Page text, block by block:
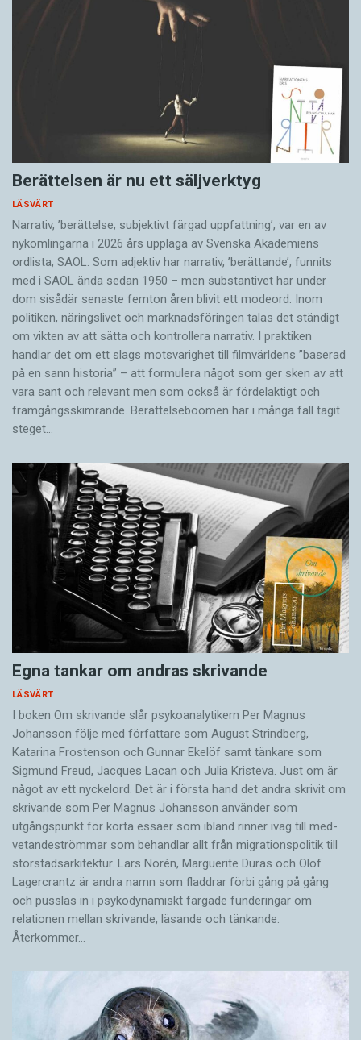
Berättelsen är nu ett säljverktyg
LÄSVÄRT
Narrativ, ’berättelse; subjektivt färgad uppfattning’, var en av
nykomlingarna i 2026 års upplaga av Svenska Akademiens
ordlista, SAOL. Som adjektiv har narrativ, ’berättande’, funnits
med i SAOL ända sedan 1950 – men substantivet har under
dom sisådär senaste femton åren blivit ett modeord. Inom
politiken, näringslivet och marknadsföringen talas det ständigt
om vikten av att sätta och kontrollera narrativ. I praktiken
handlar det om ett slags motsvarighet till filmvärldens ”baserad
på en sann historia” – att formulera något som ger sken av att
vara sant och ­relevant men som också är fördelaktigt och
framgångsskimrande. Berättelseboomen har i många fall tagit
steget…
Egna tankar om andras skrivande
LÄSVÄRT
I boken Om skrivande slår psykoanalytikern Per Magnus
Johansson följe med författare som August Strindberg,
Katarina Frostenson och Gunnar Ekelöf samt tänkare som
Sigmund Freud, Jacques Lacan och Julia Kristeva. Just om är
något av ett nyckelord. Det är i första hand det andra skrivit om
skrivande som Per Magnus Johansson använder som
utgångspunkt för korta essäer som ibland rinner iväg till med­
vetandeströmmar som behandlar allt från migrationspolitik till
storstadsarkitektur. Lars Norén, Marguerite Duras och Olof
Lagercrantz är andra namn som fladdrar förbi gång på gång
och pusslas in i psykodynamiskt färgade funderingar om
relationen mellan skrivande, läsande och tänkande.
Återkommer…